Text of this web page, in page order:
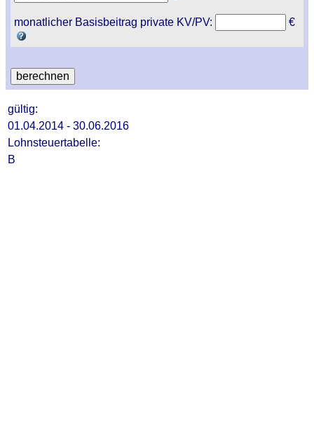
monatlicher Basisbeitrag private KV/PV: €
gültig:
01.04.2014 - 30.06.2016
Lohnsteuertabelle:
B